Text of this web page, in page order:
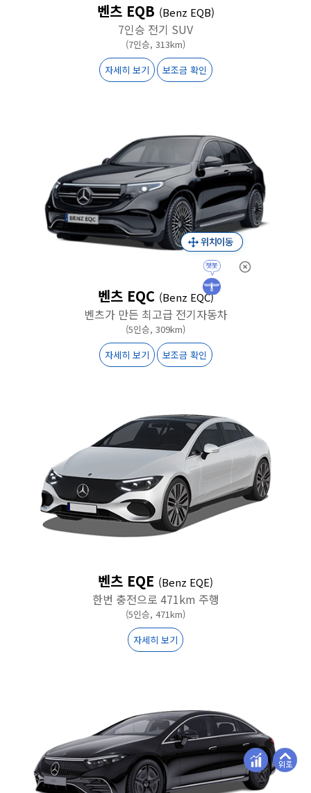
벤츠 EQB (Benz EQB)
7인승 전기 SUV
(7인승, 313km)
자세히 보기
보조금 확인
벤츠 EQC (Benz EQC)
벤츠가 만든 최고급 전기자동차
(5인승, 309km)
자세히 보기
보조금 확인
벤츠 EQE (Benz EQE)
한번 충전으로 471km 주행
(5인승, 471km)
자세히 보기